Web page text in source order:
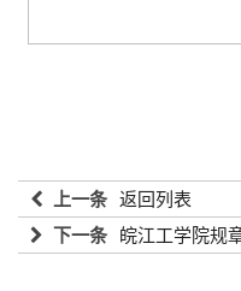
上一条 返回列表
下一条
皖江工学院规